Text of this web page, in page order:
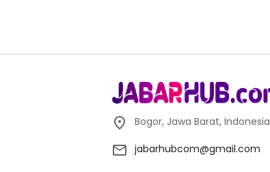
Bogor, Jawa Barat, Indonesia
jabarhubcom@gmail.com